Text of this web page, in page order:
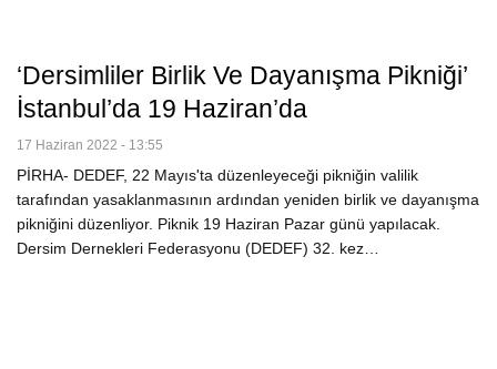
‘Dersimliler Birlik Ve Dayanışma Pikniği’
İstanbul’da 19 Haziran’da
17 Haziran 2022 - 13:55
PİRHA- DEDEF, 22 Mayıs'ta düzenleyeceği pikniğin valilik
tarafından yasaklanmasının ardından yeniden birlik ve dayanışma
pikniğini düzenliyor. Piknik 19 Haziran Pazar günü yapılacak.
Dersim Dernekleri Federasyonu (DEDEF) 32. kez…